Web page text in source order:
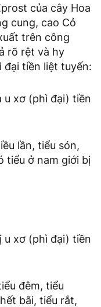
của cây Hoa
cung, cao Cỏ
trên công
rõ rệt và hy
đại tiền liệt tuyến:
u xơ (phì đại) tiền
lần, tiểu són,
tiểu ở nam giới bị
u xơ (phì đại) tiền
đêm, tiểu
bãi, tiểu rắt,